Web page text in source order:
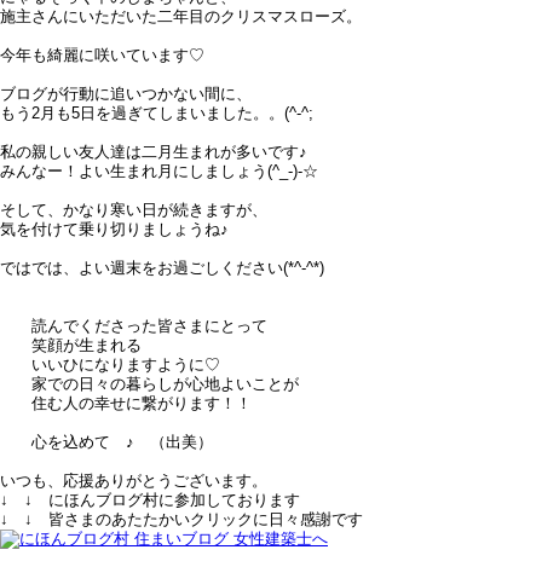
施主さんにいただいた二年目のクリスマスローズ。
今年も綺麗に咲いています♡
ブログが行動に追いつかない間に、
もう2月も5日を過ぎてしまいました。。(^-^;
私の親しい友人達は二月生まれが多いです♪
みんなー！よい生まれ月にしましょう(^_-)-☆
そして、かなり寒い日が続きますが、
気を付けて乗り切りましょうね♪
ではでは、よい週末をお過ごしください(*^-^*)
読んでくださった皆さまにとって
笑顔が生まれる
いいひになりますように♡
家での日々の暮らしが心地よいことが
住む人の幸せに繋がります！！
心を込めて ♪ （出美）
いつも、応援ありがとうございます。
↓ ↓ にほんブログ村に参加しております
↓ ↓ 皆さまのあたたかいクリックに日々感謝です